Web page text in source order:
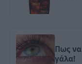
Πως να
γάλα!